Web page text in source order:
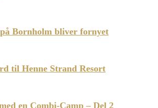
Bornholm bliver fornyet
til Henne Strand Resort
en Combi-Camp – Del 2